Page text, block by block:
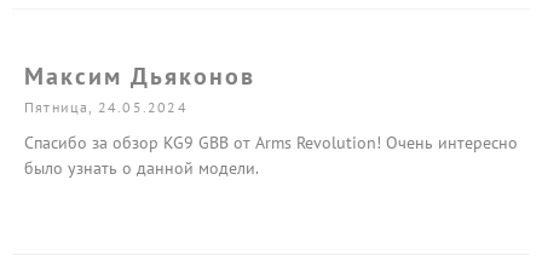
Максим Дьяконов
Пятница, 24.05.2024
Спасибо за обзор KG9 GBB от Arms Revolution! Очень интересно
было узнать о данной модели.